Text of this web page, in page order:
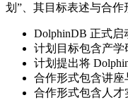
划”、其目标表述与合作
DolphinDB 正式启
计划目标包含产学
计划提出将
合作形式包含讲座
合作形式包含人才